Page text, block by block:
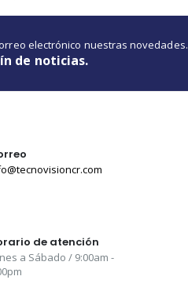
electrónico nuestras novedades.
de noticias.
de atención
a Sábado / 9:00am -